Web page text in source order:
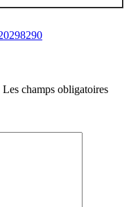
Les champs obligatoires